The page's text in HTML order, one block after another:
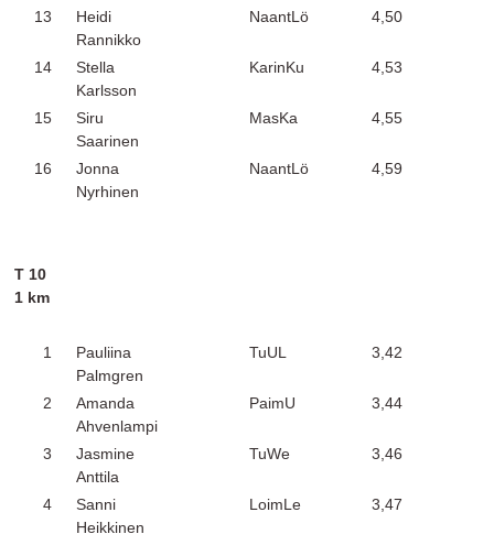
13
Heidi
Rannikko
NaantLö 4,50
14
Stella
Karlsson
KarinKu 4,53
15
Siru
Saarinen
MasKa 4,55
16
Jonna
Nyrhinen
NaantLö 4,59
T 10
1 km
1
Pauliina
Palmgren
TuUL 3,42
2
Amanda
Ahvenlampi
PaimU 3,44
3
Jasmine
Anttila
TuWe 3,46
4
Sanni
Heikkinen
LoimLe 3,47